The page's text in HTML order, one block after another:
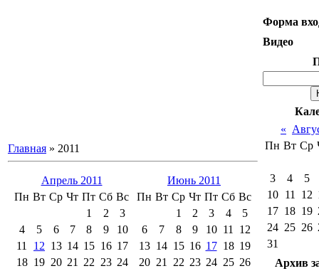
Главная » 2011
Апрель 2011
Пн Вт Ср Чт Пт Сб Вс
1
2
3
4
5 6 7 8 9
10
11
12 13 14 15 16 17
18 19 20 21 22 23 24
Июнь 2011
Пн Вт Ср Чт Пт Сб Вс
1
2 3 4
5
6
7 8 9 10 11
12
13 14 15 16 17 18 19
20 21 22 23 24 25 26
Форма
Видео
«
Пн Вт Ср
3 4
5
10
11 12
17 18 19
24 25 26
31
Архив